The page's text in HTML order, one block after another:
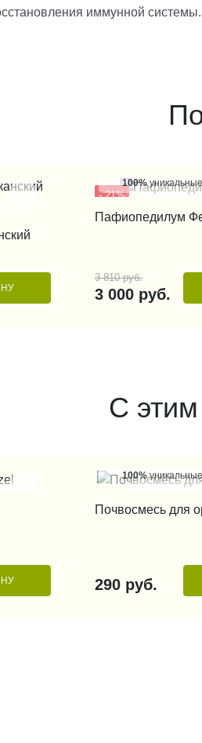
иммунной системы.
- 21%
100%
Пафиопедилум
3 810 руб.
3 000 руб.
С
100%
Почвосмесь для
290 руб.